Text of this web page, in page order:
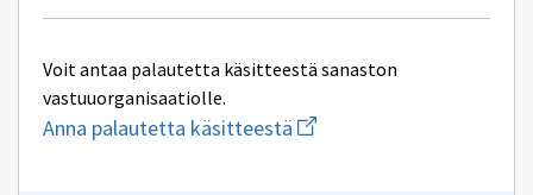
Voit antaa palautetta käsitteestä sanaston
vastuuorganisaatiolle.
Anna palautetta käsitteestä Aloita
uuden